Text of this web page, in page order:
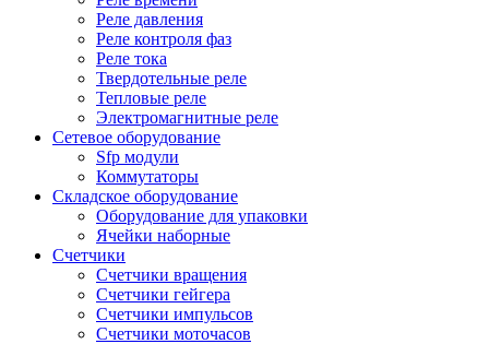
Реле давления
Реле контроля фаз
Реле тока
Твердотельные реле
Тепловые реле
Электромагнитные реле
Сетевое оборудование
Sfp модули
Коммутаторы
Складское оборудование
Оборудование для упаковки
Ячейки наборные
Счетчики
Счетчики вращения
Счетчики гейгера
Счетчики импульсов
Счетчики моточасов